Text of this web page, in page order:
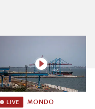
LIVE MONDO